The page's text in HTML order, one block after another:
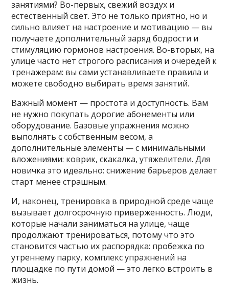
занятиями? Во-первых, свежий воздух и
естественный свет. Это не только приятно, но и
сильно влияет на настроение и мотивацию — вы
получаете дополнительный заряд бодрости и
стимуляцию гормонов настроения. Во-вторых, на
улице часто нет строгого расписания и очередей к
тренажерам: вы сами устанавливаете правила и
можете свободно выбирать время занятий.
Важный момент — простота и доступность. Вам
не нужно покупать дорогие абонементы или
оборудование. Базовые упражнения можно
выполнять с собственным весом, а
дополнительные элементы — с минимальными
вложениями: коврик, скакалка, утяжелители. Для
новичка это идеально: снижение барьеров делает
старт менее страшным.
И, наконец, тренировка в природной среде чаще
вызывает долгосрочную приверженность. Люди,
которые начали заниматься на улице, чаще
продолжают тренироваться, потому что это
становится частью их распорядка: пробежка по
утреннему парку, комплекс упражнений на
площадке по пути домой — это легко встроить в
жизнь.